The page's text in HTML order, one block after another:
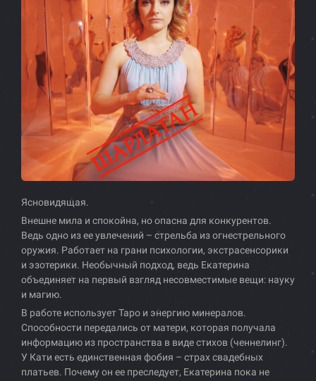
Ясновидящая.
Внешне мила и спокойна, но опасна для конкурентов.
Ведь одно из ее увлечений – стрельба из огнестрельного
оружия. Работает на грани психологии, экстрасенсорики
и эзотерики. Необычный подход, ведь Екатерина
объединяет на первый взгляд несовместимые вещи: науку
и магию.
В работе использует Таро и энергию минералов.
Способности передались от матери, которая получала
информацию из пространства в виде стихов (ченнелинг).
У Кати есть единственная фобия – страх свадебных
платьев. Почему он ее преследует, Екатерина пока не